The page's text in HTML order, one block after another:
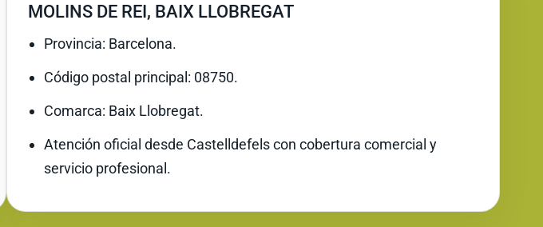
MOLINS DE REI, BAIX LLOBREGAT
Provincia: Barcelona.
Código postal principal: 08750.
Comarca: Baix Llobregat.
Atención oficial desde Castelldefels con cobertura comercial y
servicio profesional.